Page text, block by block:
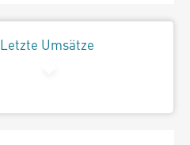
Letzte Umsätze